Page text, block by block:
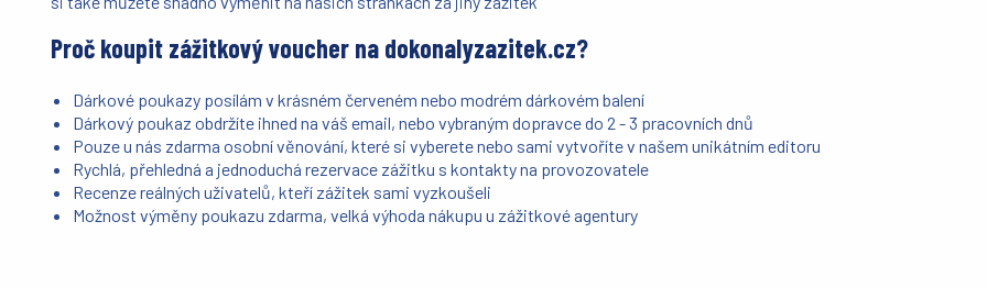
Proč koupit zážitkový voucher na dokonalyzazitek.cz?
Dárkové poukazy posílám v krásném červeném nebo modrém dárkovém balení
Dárkový poukaz obdržíte ihned na váš email, nebo vybraným dopravce do 2 - 3 pracovních dnů
Pouze u nás zdarma osobní věnování, které si vyberete nebo sami vytvoříte v našem unikátním editoru
Rychlá, přehledná a jednoduchá rezervace zážitku s kontakty na provozovatele
Recenze reálných uživatelů, kteří zážitek sami vyzkoušeli
Možnost výměny poukazu zdarma, velká výhoda nákupu u zážitkové agentury